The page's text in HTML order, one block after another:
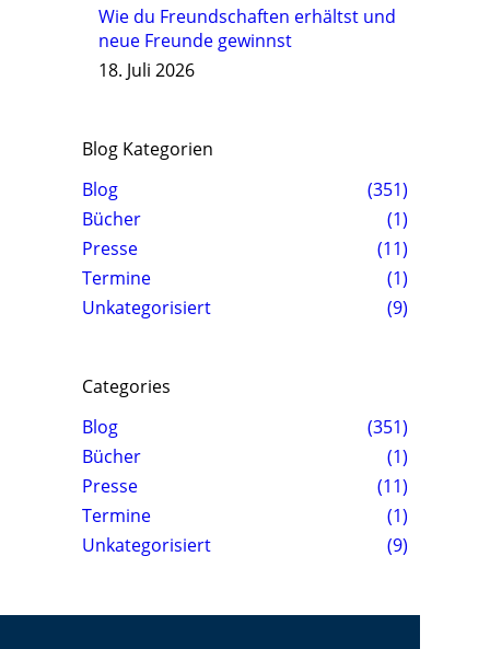
Wie du Freundschaften erhältst und
neue Freunde gewinnst
18. Juli 2026
Blog Kategorien
Blog
(351)
Bücher
(1)
Presse
(11)
Termine
(1)
Unkategorisiert
(9)
Categories
Blog
(351)
Bücher
(1)
Presse
(11)
Termine
(1)
Unkategorisiert
(9)